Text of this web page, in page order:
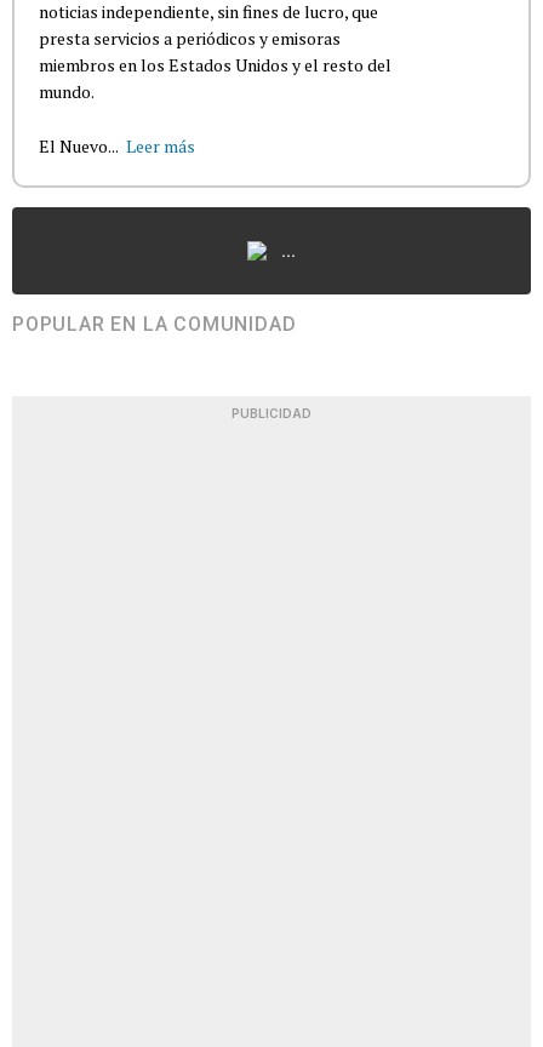
noticias independiente, sin fines de lucro, que
presta servicios a periódicos y emisoras
miembros en los Estados Unidos y el resto del
mundo.
El Nuevo... Leer más
...
POPULAR EN LA COMUNIDAD
PUBLICIDAD